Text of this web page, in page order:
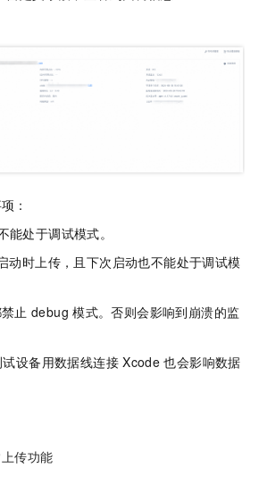
：
能处于调试模式。
动时上传，且下次启动也不能处于调试模
止 debug 模式。否则会影响到崩溃的监
设备用数据线连接 Xcode 也会影响数据
传功能